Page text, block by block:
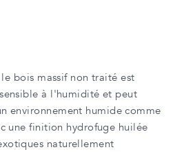
bois massif non traité est
à l'humidité et peut
environnement humide comme
une finition hydrofuge huilée
naturellement